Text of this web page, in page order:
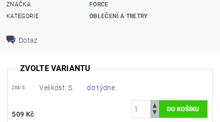
ZNAČKA
FORCE
KATEGORIE
OBLEČENÍ A TRETRY
Dotaz
ZVOLTE VARIANTU
268/S Velikost: S do týdne
509 Kč